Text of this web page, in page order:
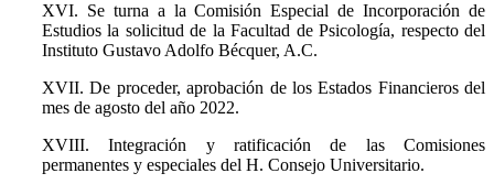
XVI. Se turna a la Comisión Especial de Incorporación de
Estudios la solicitud de la Facultad de Psicología, respecto del
Instituto Gustavo Adolfo Bécquer, A.C.
XVII. De proceder, aprobación de los Estados Financieros del
mes de agosto del año 2022.
XVIII. Integración y ratificación de las Comisiones
permanentes y especiales del H. Consejo Universitario.